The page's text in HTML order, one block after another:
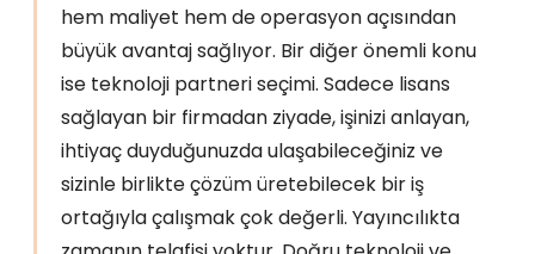
hem maliyet hem de operasyon açısından
büyük avantaj sağlıyor. Bir diğer önemli konu
ise teknoloji partneri seçimi. Sadece lisans
sağlayan bir firmadan ziyade, işinizi anlayan,
ihtiyaç duyduğunuzda ulaşabileceğiniz ve
sizinle birlikte çözüm üretebilecek bir iş
ortağıyla çalışmak çok değerli. Yayıncılıkta